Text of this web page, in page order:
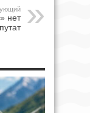
нет